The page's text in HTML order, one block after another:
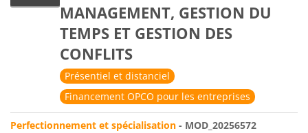
MANAGEMENT, GESTION DU
TEMPS ET GESTION DES
CONFLITS
Présentiel et distanciel
Financement OPCO pour les entreprises
Perfectionnement et spécialisation - MOD_20256572